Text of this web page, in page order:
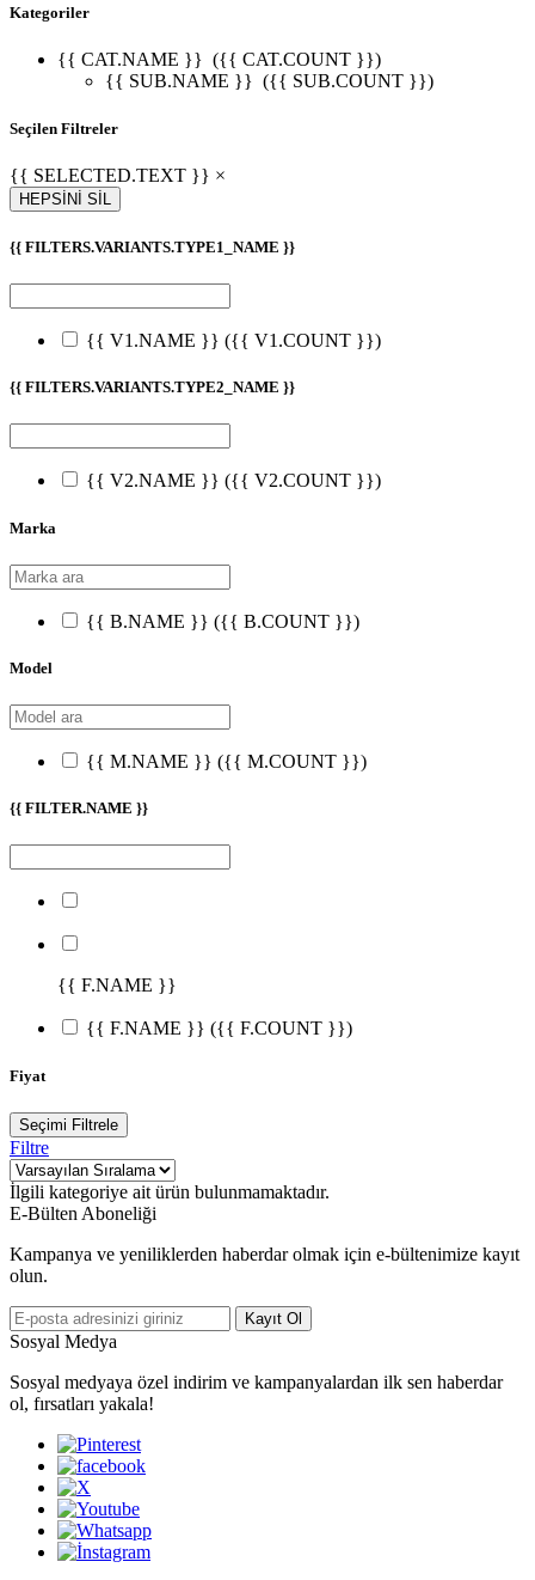
Kategoriler
{{ CAT.NAME }} ({{ CAT.COUNT }})
{{ SUB.NAME }} ({{ SUB.COUNT }})
Seçilen Filtreler
{{ SELECTED.TEXT }} ×
HEPSİNİ SİL
{{ FILTERS.VARIANTS.TYPE1_NAME }}
{{ V1.NAME }} ({{ V1.COUNT }})
{{ FILTERS.VARIANTS.TYPE2_NAME }}
{{ V2.NAME }} ({{ V2.COUNT }})
Marka
{{ B.NAME }} ({{ B.COUNT }})
Model
{{ M.NAME }} ({{ M.COUNT }})
{{ FILTER.NAME }}
{{ F.NAME }}
{{ F.NAME }} ({{ F.COUNT }})
Fiyat
Seçimi Filtrele
Filtre
İlgili kategoriye ait ürün bulunmamaktadır.
E-Bülten Aboneliği
Kampanya ve yeniliklerden haberdar olmak için e-bültenimize kayıt
olun.
Kayıt Ol
Sosyal Medya
Sosyal medyaya özel indirim ve kampanyalardan ilk sen haberdar
ol, fırsatları yakala!